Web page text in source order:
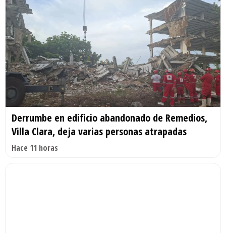
Derrumbe en edificio abandonado de Remedios,
Villa Clara, deja varias personas atrapadas
Hace 11 horas